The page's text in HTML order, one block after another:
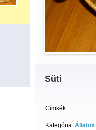
Süti
Címkék:
Kategória: Állatok